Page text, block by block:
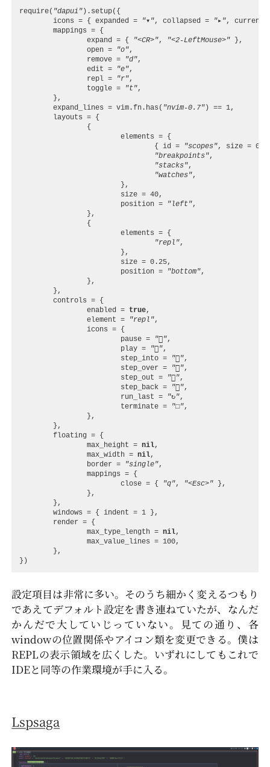
require( "dapui"). setup({
icons = { expanded = "▾", collapsed = "▸",
mappings = {
expand = { "<CR>", "<2-LeftMouse>" },
open = "o",
remove = "d",
edit = "e",
repl = "r",
toggle = "t",
},
expand_lines = vim.fn. has ( "nvim-0.7") == 1,
layouts = {
{
elements = {
{ id = "scopes", size =
"breakpoints",
"stacks",
"watches",
},
size = 40,
position = "left",
},
{
elements = {
"repl",
},
size = 0.25,
position = "bottom",
},
},
controls = {
enabled = true,
element = "repl",
icons = {
pause = "",
play = "",
step_into = "",
step_over = "",
step_out = "",
step_back = "",
run_last = "↻",
terminate = "□",
},
},
floating = {
max_height = nil,
max_width = nil,
border = "single",
mappings = {
close = { "q", "<Esc>" },
},
},
windows = { indent = 1 },
render = {
max_type_length = nil,
max_value_lines = 100,
},
})
設定項目は非常に多い。そのうち細かく変えるつもり
であえてデフォルト設定を書き連ねていたが、なんだ
かんだで大していじっていない。見ての通り、各
windowの位置関係やアイコン類を変更できる。僕は
REPLの表示領域を広くした。いずれにしてもこれで
IDEと同等の作業環境が手に入る。
Lspsaga